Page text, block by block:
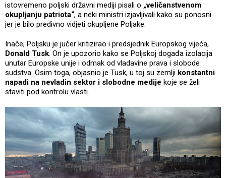
istovremeno poljski državni mediji pisali o „veličanstvenom
okupljanju patriota“, a neki ministri izjavljivali kako su ponosni
jer je bilo predivno vidjeti okupljene Poljake.
Inače, Poljsku je jučer kritizirao i predsjednik Europskog vijeća,
Donald Tusk. On je upozorio kako se Poljskoj događa izolacija
unutar Europske unije i odmak od vladavine prava i slobode
sudstva. Osim toga, objasnio je Tusk, u toj su zemlji konstantni
napadi na nevladin sektor i slobodne medije koje se želi
staviti pod kontrolu vlasti.